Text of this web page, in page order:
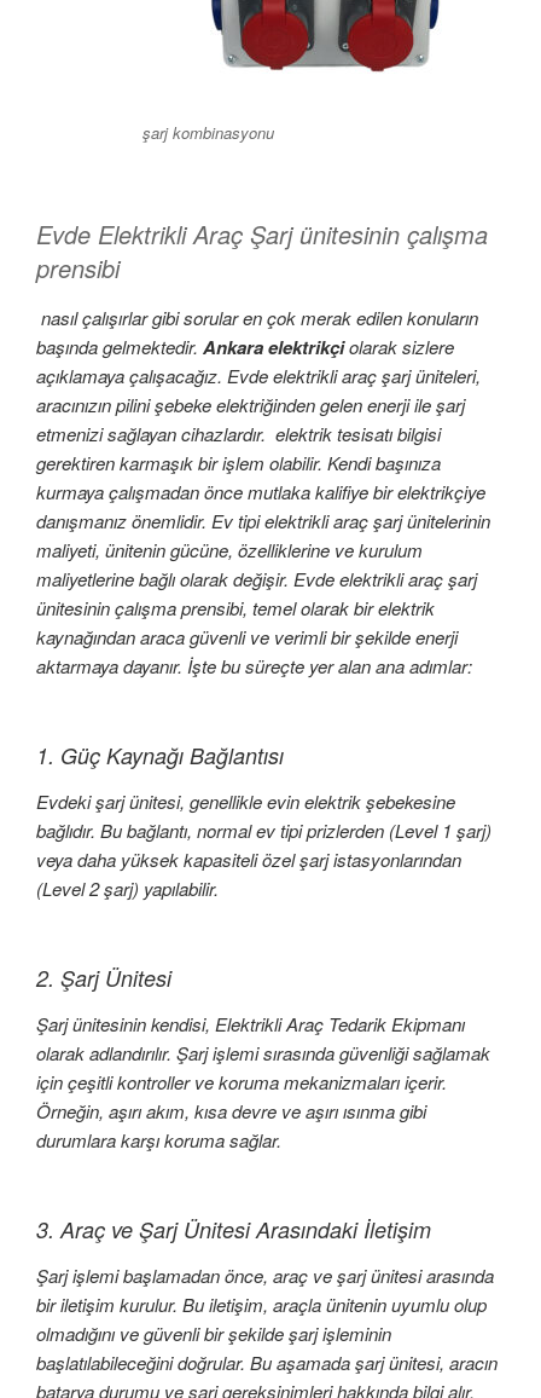
şarj kombinasyonu
Evde Elektrikli Araç Şarj ünitesinin çalışma
prensibi
nasıl çalışırlar gibi sorular en çok merak edilen konuların
başında gelmektedir. Ankara elektrikçiolarak sizlere
açıklamaya çalışacağız. Evde elektrikli araç şarj üniteleri,
aracınızın pilini şebeke elektriğinden gelen enerji ile şarj
etmenizi sağlayan cihazlardır. elektrik tesisatı bilgisi
gerektiren karmaşık bir işlem olabilir. Kendi başınıza
kurmaya çalışmadan önce mutlaka kalifiye bir elektrikçiye
danışmanız önemlidir. Ev tipi elektrikli araç şarj ünitelerinin
maliyeti, ünitenin gücüne, özelliklerine ve kurulum
maliyetlerine bağlı olarak değişir. Evde elektrikli araç şarj
ünitesinin çalışma prensibi, temel olarak bir elektrik
kaynağından araca güvenli ve verimli bir şekilde enerji
aktarmaya dayanır. İşte bu süreçte yer alan ana adımlar:
1. Güç Kaynağı Bağlantısı
Evdeki şarj ünitesi, genellikle evin elektrik şebekesine
bağlıdır. Bu bağlantı, normal ev tipi prizlerden (Level 1 şarj)
veya daha yüksek kapasiteli özel şarj istasyonlarından
(Level 2 şarj) yapılabilir.
2. Şarj Ünitesi
Şarj ünitesinin kendisi, Elektrikli Araç Tedarik Ekipmanı
olarak adlandırılır. Şarj işlemi sırasında güvenliği sağlamak
için çeşitli kontroller ve koruma mekanizmaları içerir.
Örneğin, aşırı akım, kısa devre ve aşırı ısınma gibi
durumlara karşı koruma sağlar.
3. Araç ve Şarj Ünitesi Arasındaki İletişim
Şarj işlemi başlamadan önce, araç ve şarj ünitesi arasında
bir iletişim kurulur. Bu iletişim, araçla ünitenin uyumlu olup
olmadığını ve güvenli bir şekilde şarj işleminin
başlatılabileceğini doğrular. Bu aşamada şarj ünitesi, aracın
batarya durumu ve şarj gereksinimleri hakkında bilgi alır.